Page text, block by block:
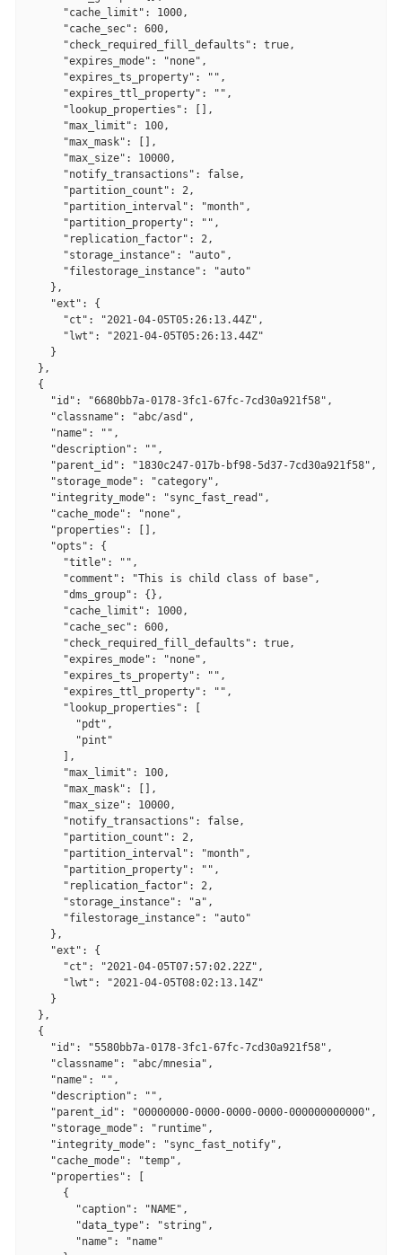
      "cache_limit": 1000,
      "cache_sec": 600,
      "check_required_fill_defaults": true,
      "expires_mode": "none",
      "expires_ts_property": "",
      "expires_ttl_property": "",
      "lookup_properties": [],
      "max_limit": 100,
      "max_mask": [],
      "max_size": 10000,
      "notify_transactions": false,
      "partition_count": 2,
      "partition_interval": "month",
      "partition_property": "",
      "replication_factor": 2,
      "storage_instance": "auto",
      "filestorage_instance": "auto"
    },
    "ext": {
      "ct": "2021-04-05T05:26:13.44Z",
      "lwt": "2021-04-05T05:26:13.44Z"
    }
  },
  {
    "id": "6680bb7a-0178-3fc1-67fc-7cd30a921f58",
    "classname": "abc/asd",
    "name": "",
    "description": "",
    "parent_id": "1830c247-017b-bf98-5d37-7cd30a921f58",
    "storage_mode": "category",
    "integrity_mode": "sync_fast_read",
    "cache_mode": "none",
    "properties": [],
    "opts": {
      "title": "",
      "comment": "This is child class of base",
      "dms_group": {},
      "cache_limit": 1000,
      "cache_sec": 600,
      "check_required_fill_defaults": true,
      "expires_mode": "none",
      "expires_ts_property": "",
      "expires_ttl_property": "",
      "lookup_properties": [
        "pdt",
        "pint"
      ],
      "max_limit": 100,
      "max_mask": [],
      "max_size": 10000,
      "notify_transactions": false,
      "partition_count": 2,
      "partition_interval": "month",
      "partition_property": "",
      "replication_factor": 2,
      "storage_instance": "a",
      "filestorage_instance": "auto"
    },
    "ext": {
      "ct": "2021-04-05T07:57:02.22Z",
      "lwt": "2021-04-05T08:02:13.14Z"
    }
  },
  {
    "id": "5580bb7a-0178-3fc1-67fc-7cd30a921f58",
    "classname": "abc/mnesia",
    "name": "",
    "description": "",
    "parent_id": "00000000-0000-0000-0000-000000000000",
    "storage_mode": "runtime",
    "integrity_mode": "sync_fast_notify",
    "cache_mode": "temp",
    "properties": [
      {
        "caption": "NAME",
        "data_type": "string",
        "name": "name"